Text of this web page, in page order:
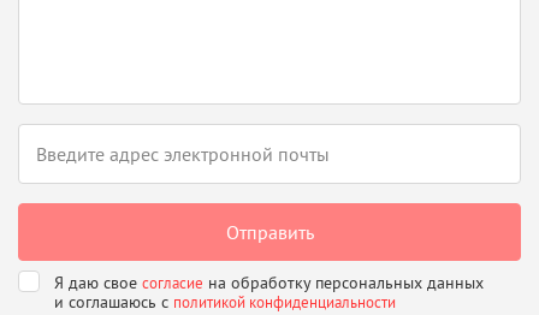
Я даю свое согласие на обработку персональных данных
и соглашаюсь с политикой конфиденциальности